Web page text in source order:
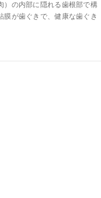
）の内部に隠れる歯根部で構
膜が歯ぐきで、健康な歯ぐき